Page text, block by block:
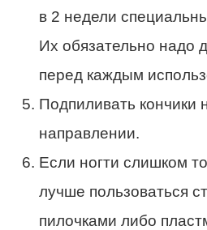
в 2 недели
Их обязательно надо
перед каждым
Подпиливать кончики
направлении.
Если ногти слишком
лучше пользоваться
пилочками либо